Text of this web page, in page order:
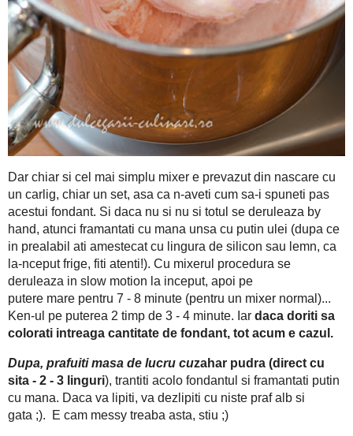
Dar chiar si cel mai simplu mixer e prevazut din nascare cu
sa-i spuneti pas acestui fondant. Si daca nu si nu si totul se
mana unsa cu putin ulei (dupa ce in prealabil ati
nceput frige, fiti atenti!). Cu mixerul procedura se
putere mare pentru 7 - 8 minute (pentru un mixer
minute. Iardaca doriti sa colorati intreaga cantitate de
Dupa, prafuiti masa de lucru cu zahar pudra (direct
fondantul si framantati putin cu mana. Daca va lipiti, va
messy treaba asta, stiu ;)